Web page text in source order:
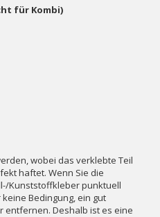
für Kombi)
wobei das verklebte Teil
haftet. Wenn Sie die
Kunststoffkleber punktuell
Bedingung, ein gut
entfernen. Deshalb ist es eine